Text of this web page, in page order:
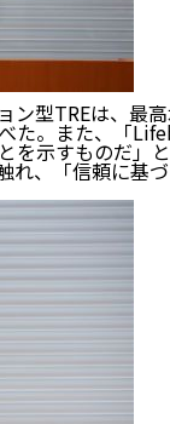
ン型TREは、最
た。また、「
を示すものだ」
れ、「信頼に基